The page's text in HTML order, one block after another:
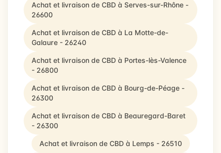
Achat et livraison de CBD à Serves-sur-Rhône -
26600
Achat et livraison de CBD à La Motte-de-
Galaure - 26240
Achat et livraison de CBD à Portes-lès-Valence
- 26800
Achat et livraison de CBD à Bourg-de-Péage -
26300
Achat et livraison de CBD à Beauregard-Baret
- 26300
Achat et livraison de CBD à Lemps - 26510